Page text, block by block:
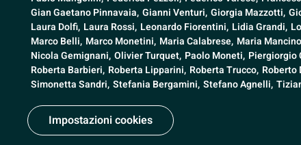
Gian Gaetano Pinnavaia, Gianni Venturi, Giorgia Mazzotti,
Laura Dolfi, Laura Rossi, Leonardo Fiorentini, Lidia Grandi,
Marco Belli, Marco Monetini, Maria Calabrese, Maria
Nicola Gemignani, Olivier Turquet, Paolo Moneti, Piergiorgio
Roberta Barbieri, Roberta Lipparini, Roberta Trucco, Roberto
Simonetta Sandri, Stefania Bergamini, Stefano Agnelli,
Impostazioni cookies